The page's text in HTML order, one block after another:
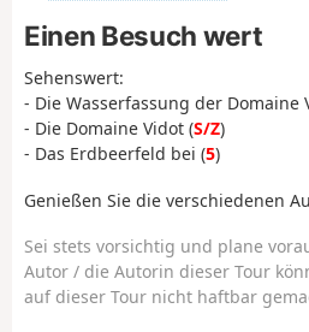
Einen Besuch wert
Sehenswert:
- Die Wasserfassung der Domaine
- Die Domaine Vidot (S/Z)
- Das Erdbeerfeld bei (5)
Genießen Sie die verschiedenen
Sei stets vorsichtig und plane
Autor / die Autorin dieser Tour
auf dieser Tour nicht haftbar